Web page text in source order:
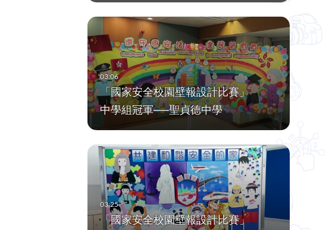
「國家安全校園壁報設計比賽」
中學組冠軍──聖貞德中學
「國家安全校園壁報設計比賽」